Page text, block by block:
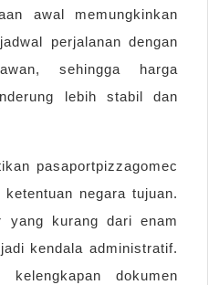
awal memungkinkan
perjalanan dengan
sehingga harga
lebih stabil dan
pasaportpizzagomec
negara tujuan.
yang kurang dari enam
kendala administratif.
kelengkapan dokumen